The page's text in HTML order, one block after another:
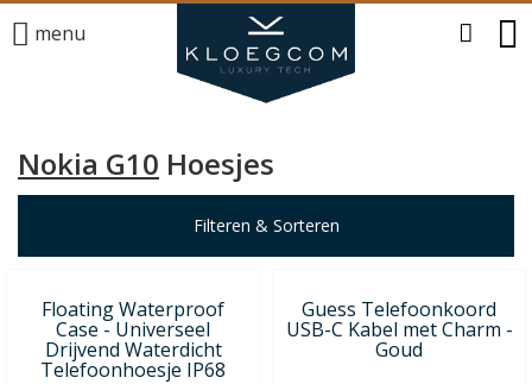
menu
Nokia G10 Hoesjes
Filteren & Sorteren
Floating Waterproof
Case - Universeel
Drijvend Waterdicht
Telefoonhoesje IP68
Guess Telefoonkoord
USB-C Kabel met Charm -
Goud